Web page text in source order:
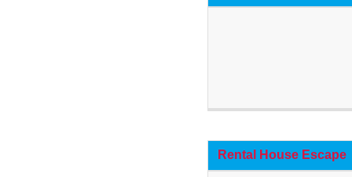
Rental House Escape